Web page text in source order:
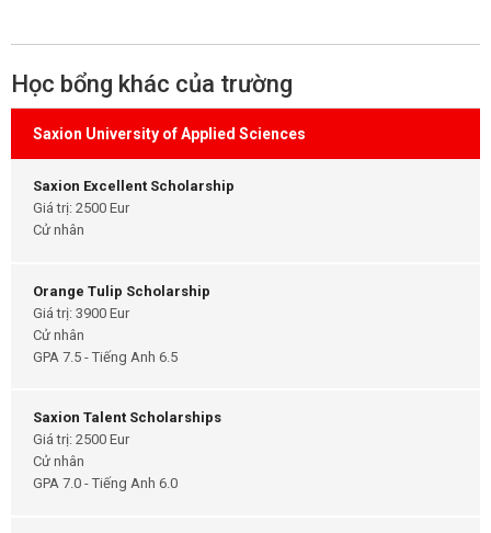
Học bổng khác của trường
Saxion University of Applied Sciences
Saxion Excellent Scholarship
Giá trị: 2500 Eur
Cử nhân
Orange Tulip Scholarship
Giá trị: 3900 Eur
Cử nhân
GPA 7.5 - Tiếng Anh 6.5
Saxion Talent Scholarships
Giá trị: 2500 Eur
Cử nhân
GPA 7.0 - Tiếng Anh 6.0